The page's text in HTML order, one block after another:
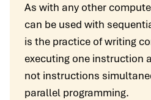
As with any other
can be used with
is the practice of writing
executing one instruction
not instructions
parallel programming.